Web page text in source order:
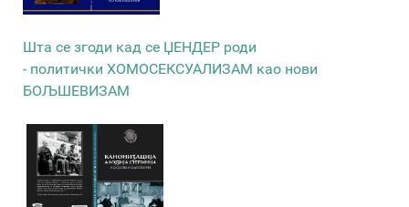
Шта се згоди кад се ЏЕНДЕР роди
- политички ХОМОСЕКСУАЛИЗАМ као нови
БОЉШЕВИЗАМ